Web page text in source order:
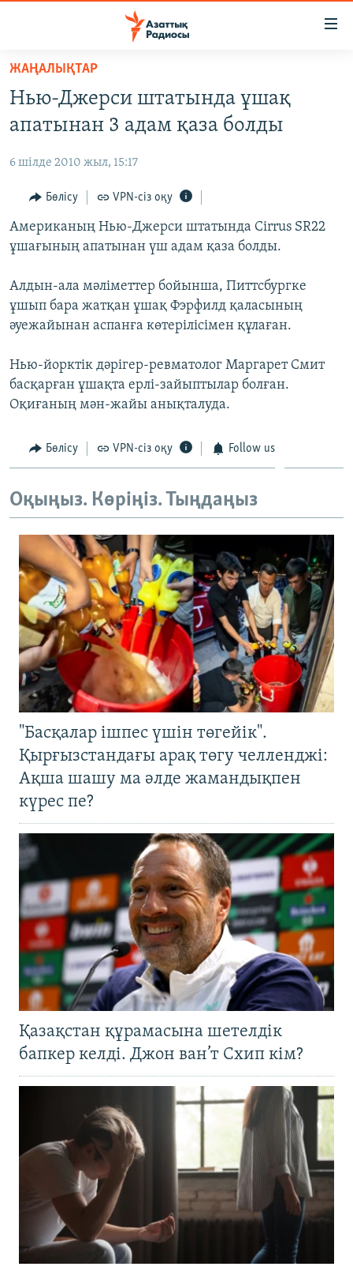
Skip
main
content
to
Navigation
Skip
to
САЯСАТ
ҚАҢТАР ОҚИҒАСЫ
АДАМ ҚҰҚЫҚТАРЫ
ӘЛЕУМЕТ
ӘЛЕМ
АРНАЙЫ ЖОБАЛАР
Русский
ЖАЗЫЛЫҢЫЗ
Басқа тілдерде
ЖАҢАЛЫҚТАР
Нью-Джерси штатында ұшақ
апатынан 3 адам қаза болды
6 шілде 2010 жыл, 15:17
Бөлісу VPN-сіз оқу
Американың Нью-Джерси штатында Cirrus SR22
ұшағының апатынан үш адам қаза болды.
Алдын-ала мәліметтер бойынша, Питтсбургке
ұшып бара жатқан ұшақ Фэрфилд қаласының
әуежайынан аспанға көтерілісімен құлаған.
Нью-йорктік дәрігер-ревматолог Маргарет Смит
басқарған ұшақта ерлі-зайыптылар болған.
Оқиғаның мән-жайы анықталуда.
Бөлісу VPN-сіз оқу Follow us
Оқыңыз. Көріңіз. Тыңдаңыз
"Басқалар ішпес үшін төгейік".
Қырғызстандағы арақ төгу челленджі:
Ақша шашу ма әлде жамандықпен
күрес пе?
Қазақстан құрамасына шетелдік
бапкер келді. Джон ван’т Схип кім?